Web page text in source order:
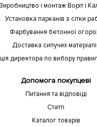
і монтаж Воріт і
Установка парканів з сітки
Фарбування бетонної
Доставка сипучих
директора по вибору
Допомога покупцеві
Питання та відповіді
Статті
Каталог товарів